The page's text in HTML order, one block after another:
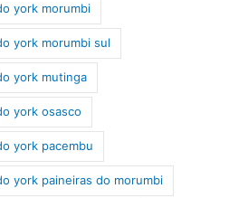
york morumbi
york morumbi sul
york mutinga
york osasco
york pacembu
york paineiras do morumbi